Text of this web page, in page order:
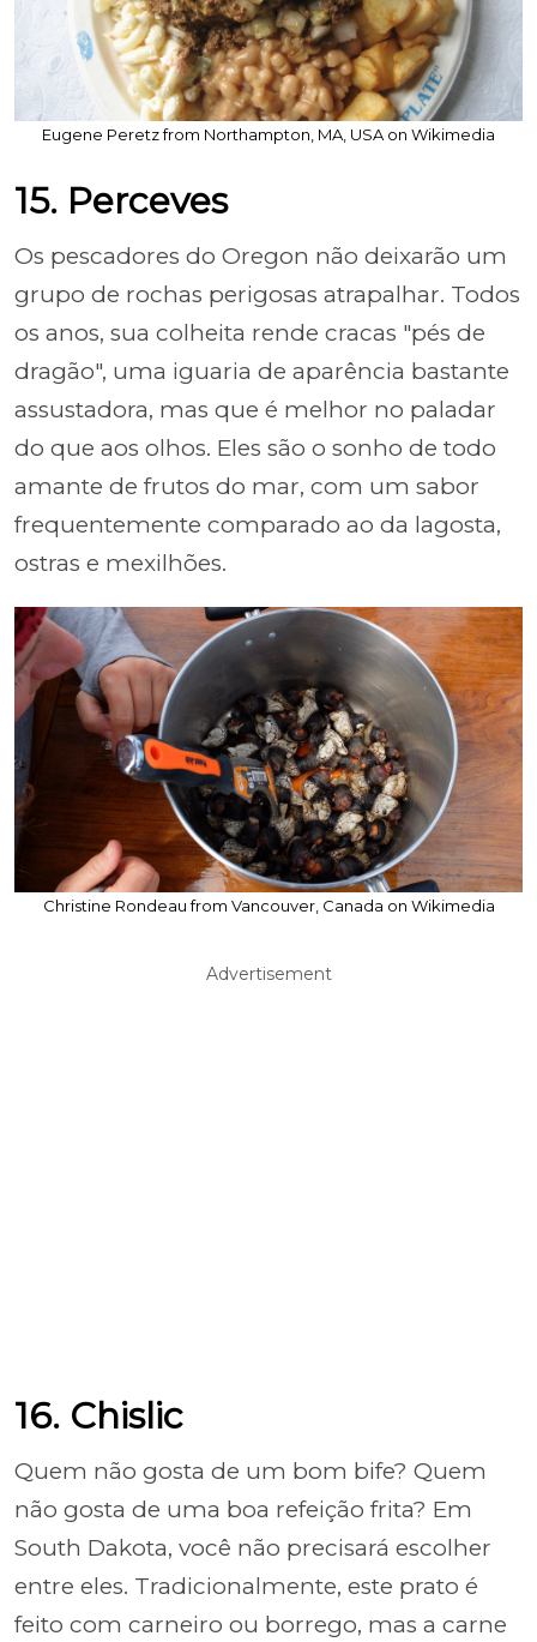
Eugene Peretz from Northampton, MA, USA on Wikimedia
15. Perceves
Os pescadores do Oregon não deixarão um
grupo de rochas perigosas atrapalhar. Todos
os anos, sua colheita rende cracas "pés de
dragão", uma iguaria de aparência bastante
assustadora, mas que é melhor no paladar
do que aos olhos. Eles são o sonho de todo
amante de frutos do mar, com um sabor
frequentemente comparado ao da lagosta,
ostras e mexilhões.
Christine Rondeau from Vancouver, Canada on Wikimedia
Advertisement
16. Chislic
Quem não gosta de um bom bife? Quem
não gosta de uma boa refeição frita? Em
South Dakota, você não precisará escolher
entre eles. Tradicionalmente, este prato é
feito com carneiro ou borrego, mas a carne